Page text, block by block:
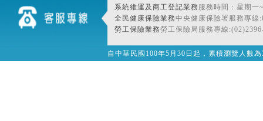
系統維運及商工登記業務 服務時間：星期一
全民健康保險業務中央健康保險署服務專線
勞工保險業務勞工保險局服務專線
自中華民國100年5月30日起，累積瀏覽人數